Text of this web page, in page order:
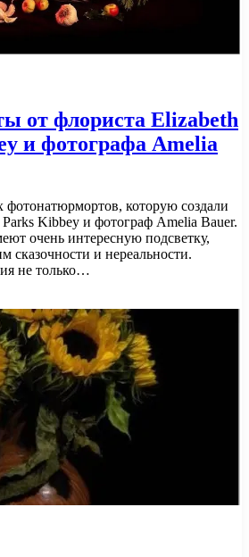
от флориста Elizabeth
и фотографа Amelia
которую создали
Kibbey и фотограф Amelia Bauer.
очень интересную подсветку,
сказочности и нереальности.
не только…